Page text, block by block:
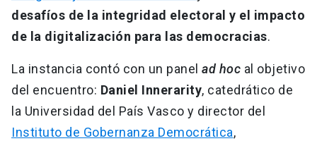
desafíos de la integridad electoral y el impacto
de la digitalización para las democracias.
La instancia contó con un panel ad hoc al objetivo
del encuentro: Daniel Innerarity, catedrático de
la Universidad del País Vasco y director del
Instituto de Gobernanza Democrática,